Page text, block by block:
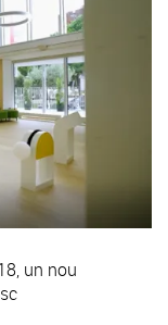
un nou